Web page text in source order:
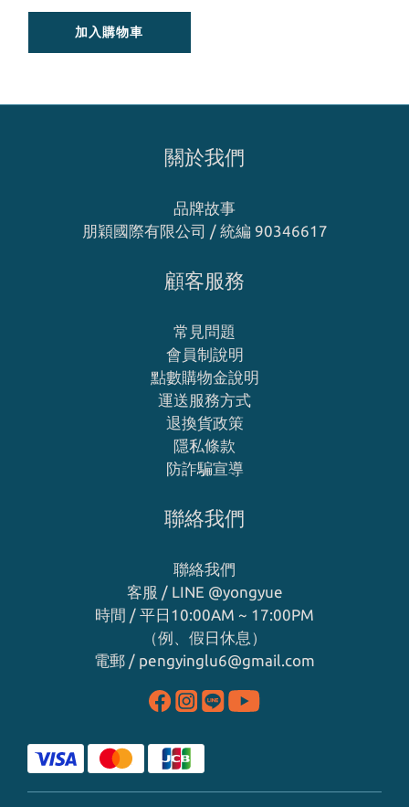
加入購物車
關於我們
品牌故事
朋穎國際有限公司 / 統編 90346617
顧客服務
常見問題
會員制說明
點數購物金說明
運送服務方式
退換貨政策
隱私條款
防詐騙宣導
聯絡我們
聯絡我們
客服 / LINE @yongyue
時間 / 平日10:00AM ~ 17:00PM
（例、假日休息）
電郵 / pengyinglu6@gmail.com